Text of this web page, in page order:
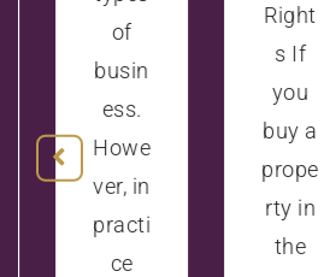
of
busin
ess.
Howe
ver, in
practi
ce
Right
s If
you
buy a
prope
rty in
the